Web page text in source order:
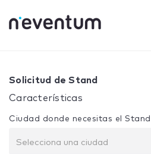
Tu selección: Diseño +
Solicitud de Stand
Características
Ciudad donde necesitas el Stand
Selecciona una ciudad